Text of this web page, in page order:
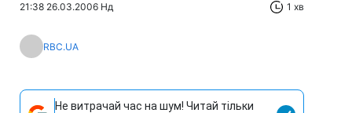
21:38 26.03.2006 Нд 1 хв
RBC.UA
Не витрачай час на шум! Читай тільки